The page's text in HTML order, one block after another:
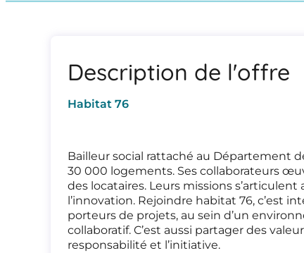
Description de l'offre
Habitat 76
Bailleur social rattaché au Département
30 000 logements. Ses collaborateurs
des locataires. Leurs missions
l’innovation. Rejoindre habitat 76, c’est
porteurs de projets, au sein d’un
collaboratif. C’est aussi partager des
responsabilité et l’initiative.